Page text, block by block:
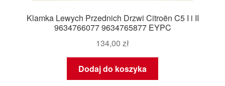
Klamka Lewych Przednich Drzwi Citroën C5 I i II
9634766077 9634765877 EYPC
134,00 zł
Dodaj do koszyka